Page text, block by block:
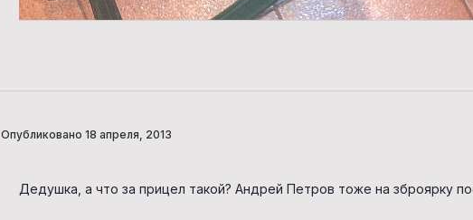
Опубликовано18 апреля, 2013
Дедушка, а что за прицел такой? Андрей Петров тоже на зброярку